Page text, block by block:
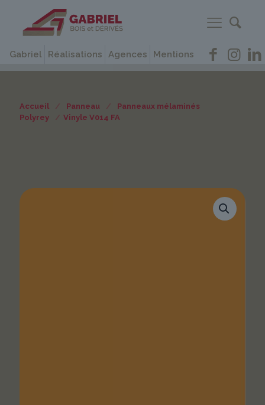
Gabriel Réalisations Agences Mentions
Accueil / Panneau /
Panneaux mélaminés
Polyrey
/ Vinyle V014 FA